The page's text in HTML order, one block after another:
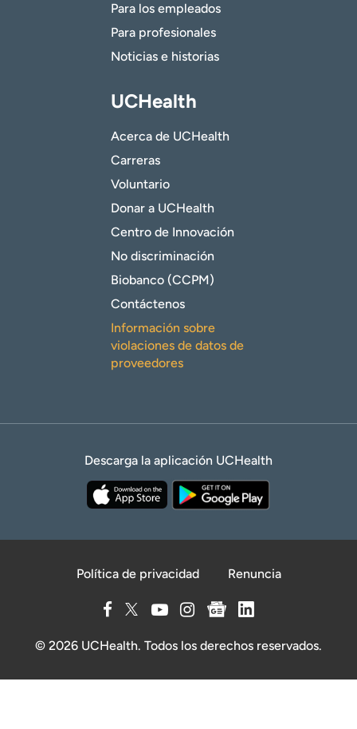
Para los empleados
Para profesionales
Noticias e historias
UCHealth
Acerca de UCHealth
Carreras
Voluntario
Donar a UCHealth
Centro de Innovación
No discriminación
Biobanco (CCPM)
Contáctenos
Información sobre
violaciones de datos de
proveedores
Descarga la aplicación UCHealth
Política de privacidad Renuncia
© 2026 UCHealth. Todos los derechos reservados.